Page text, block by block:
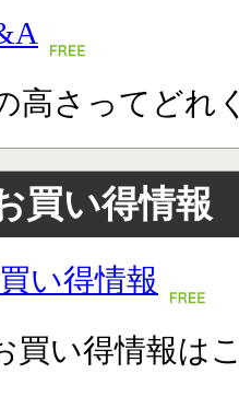
高さってどれ
買い得情報
い得情報
買い得情報は